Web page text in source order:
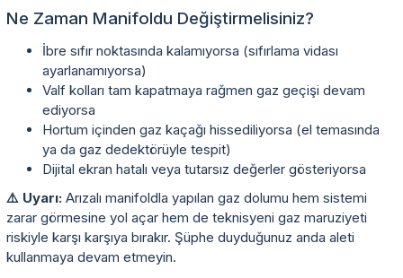
Ne Zaman Manifoldu Değiştirmelisiniz?
İbre sıfır noktasında kalamıyorsa (sıfırlama vidası
ayarlanamıyorsa)
Valf kolları tam kapatmaya rağmen gaz geçişi devam
ediyorsa
Hortum içinden gaz kaçağı hissediliyorsa (el temasında
ya da gaz dedektörüyle tespit)
Dijital ekran hatalı veya tutarsız değerler gösteriyorsa
⚠️ Uyarı: Arızalı manifoldla yapılan gaz dolumu hem sistemi
zarar görmesine yol açar hem de teknisyeni gaz maruziyeti
riskiyle karşı karşıya bırakır. Şüphe duyduğunuz anda aleti
kullanmaya devam etmeyin.